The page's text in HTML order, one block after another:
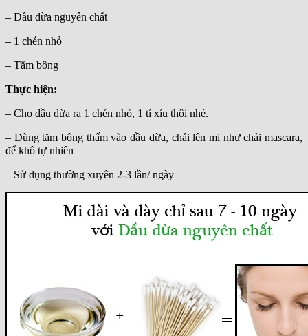
– Dầu dừa nguyên chất
– 1 chén nhỏ
– Tăm bông
Thực hiện:
– Cho dầu dừa ra 1 chén nhỏ, 1 tí xíu thôi nhé.
– Dùng tăm bông thấm vào dầu dừa, chải lên mi như chải mascara,
để khô tự nhiên
– Sử dụng thường xuyên 2-3 lần/ ngày